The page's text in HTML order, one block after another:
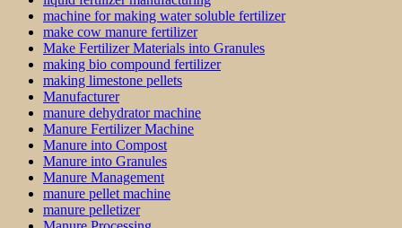
machine for making water soluble fertilizer
make cow manure fertilizer
Make Fertilizer Materials into Granules
making bio compound fertilizer
making limestone pellets
Manufacturer
manure dehydrator machine
Manure Fertilizer Machine
Manure into Compost
Manure into Granules
Manure Management
manure pellet machine
manure pelletizer